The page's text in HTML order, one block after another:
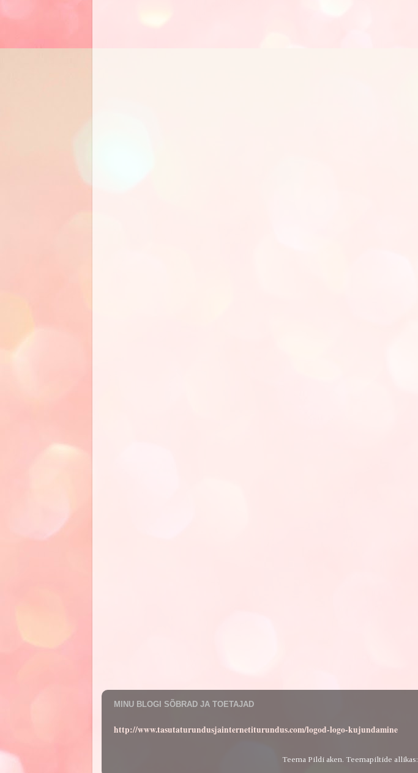
MINU BLOGI SÕBRAD JA TOETAJAD
http://www.tasutaturundusjainternetiturundus.com/logod-logo-kujundamine
Teema Pildi aken. Teemapiltide allikas: